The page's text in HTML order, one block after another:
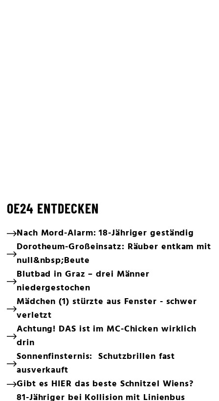
OE24 ENTDECKEN
Nach Mord-Alarm: 18-Jähriger geständig
Dorotheum-Großeinsatz: Räuber entkam mit
null&nbsp;Beute
Blutbad in Graz – drei Männer
niedergestochen
Mädchen (1) stürzte aus Fenster - schwer
verletzt
Achtung! DAS ist im MC-Chicken wirklich
drin
Sonnenfinsternis: Schutzbrillen fast
ausverkauft
Gibt es HIER das beste Schnitzel Wiens?
81-Jähriger bei Kollision mit Linienbus